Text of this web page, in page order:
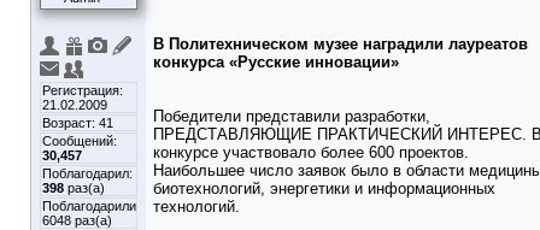
Регистрация:
21.02.2009
Возраст: 41
Сообщений:
30,457
Поблагодарил:
398 раз(а)
Поблагодарили
6048 раз(а)
В Политехническом музее наградили лауреатов
конкурса «Русские инновации»
Победители представили разработки,
ПРЕДСТАВЛЯЮЩИЕ ПРАКТИЧЕСКИЙ ИНТЕРЕС.
конкурсе участвовало более 600 проектов.
Наибольшее число заявок было в области
биотехнологий, энергетики и информационных
технологий.